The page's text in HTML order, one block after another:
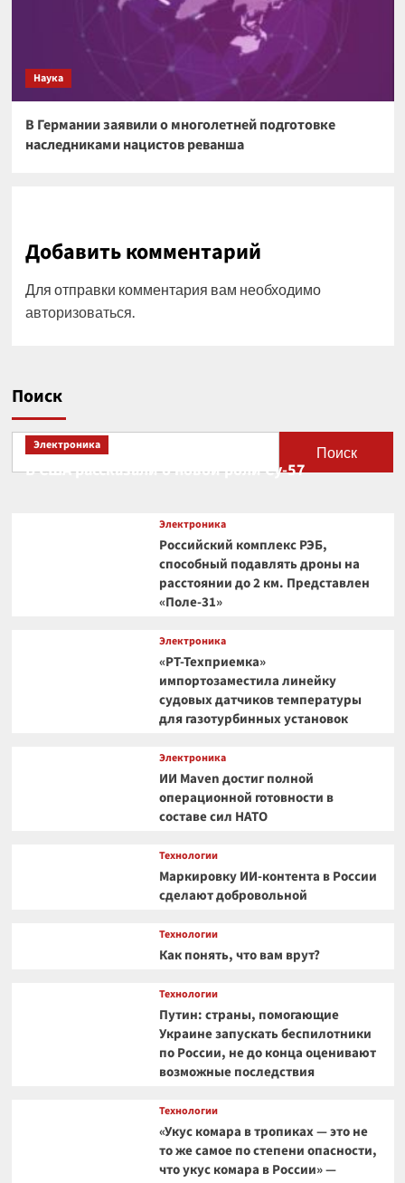
Наука
В Германии заявили о многолетней подготовке
наследниками нацистов реванша
Добавить комментарий
Для отправки комментария вам необходимо
авторизоваться.
Поиск
Поиск
Электроника
В США рассказали о новой роли Су-57
Электроника
Российский комплекс РЭБ,
способный подавлять дроны на
расстоянии до 2 км. Представлен
«Поле-31»
Электроника
«РТ-Техприемка»
импортозаместила линейку
судовых датчиков температуры
для газотурбинных установок
Электроника
ИИ Maven достиг полной
операционной готовности в
составе сил НАТО
Технологии
Маркировку ИИ-контента в России
сделают добровольной
Технологии
Как понять, что вам врут?
Технологии
Путин: страны, помогающие
Украине запускать беспилотники
по России, не до конца оценивают
возможные последствия
Технологии
«Укус комара в тропиках — это не
то же самое по степени опасности,
что укус комара в России» —